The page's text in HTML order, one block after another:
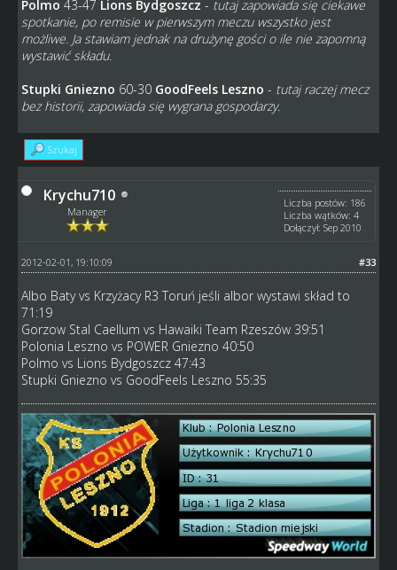
Polmo 43-47 Lions Bydgoszcz - tutaj zapowiada się ciekawe
spotkanie, po remisie w pierwszym meczu wszystko jest
możliwe. Ja stawiam jednak na drużynę gości o ile nie zapomną
wystawić składu.
Stupki Gniezno 60-30 GoodFeels Leszno - tutaj raczej mecz
bez historii, zapowiada się wygrana gospodarzy.
Szukaj
Krychu710
Manager
Liczba postów: 186
Liczba wątków: 4
Dołączył: Sep 2010
#33
2012-02-01, 19:10:09
Albo Baty vs Krzyżacy R3 Toruń jeśli albor wystawi skład to
71:19
Gorzow Stal Caellum vs Hawaiki Team Rzeszów 39:51
Polonia Leszno vs POWER Gniezno 40:50
Polmo vs Lions Bydgoszcz 47:43
Stupki Gniezno vs GoodFeels Leszno 55:35